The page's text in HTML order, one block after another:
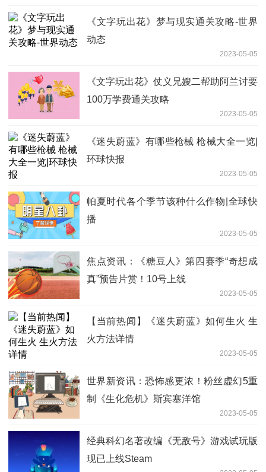
《文字玩出花》梦与现实通关攻略-世界
动态
2023-05-05
《文字玩出花》仗义兄嫂二帮助阿兰讨要
100万学费通关攻略
2023-05-05
《迷失蔚蓝》有哪些枪械 枪械大全一览|
环球快报
2023-05-05
帕夏时代各个季节该种什么作物|全球快
播
2023-05-05
焦点资讯：《糖豆人》第四赛季“奇想成
真”预告片赏！10号上线
2023-05-05
【当前热闻】《迷失蔚蓝》如何生火 生
火方法详情
2023-05-05
世界新资讯：恐怖感更浓！粉丝虚幻5重
制《生化危机》斯宾塞洋馆
2023-05-05
经典科幻名著改编《无敌号》游戏试玩版
现已上线Steam